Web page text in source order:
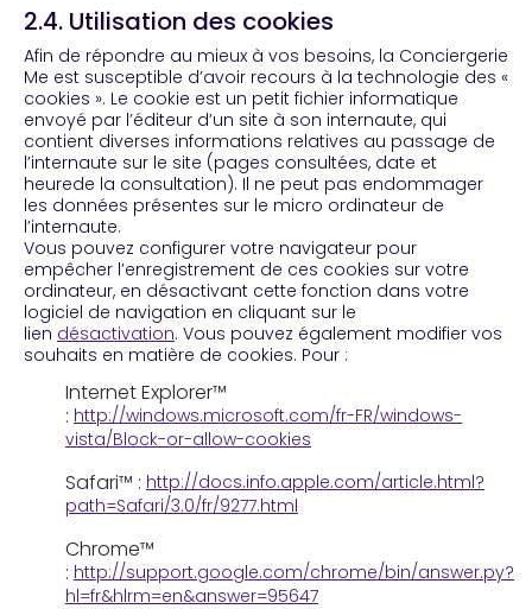
2.4. Utilisation des cookies
Afin de répondre au mieux à vos besoins, la Conciergerie
Me est susceptible d’avoir recours à la technologie des «
cookies ». Le cookie est un petit fichier informatique
envoyé par l’éditeur d’un site à son internaute, qui
contient diverses informations relatives au passage de
l’internaute sur le site (pages consultées, date et
heurede la consultation). Il ne peut pas endommager
les données présentes sur le micro ordinateur de
l’internaute.
Vous pouvez configurer votre navigateur pour
empêcher l’enregistrement de ces cookies sur votre
ordinateur, en désactivant cette fonction dans votre
logiciel de navigation en cliquant sur le
lien désactivation. Vous pouvez également modifier vos
souhaits en matière de cookies. Pour :
Internet Explorer™
: http://windows.microsoft.com/fr-FR/windows-
vista/Block-or-allow-cookies
Safari™ : http://docs.info.apple.com/article.html?
path=Safari/3.0/fr/9277.html
Chrome™
: http://support.google.com/chrome/bin/answer.py?
hl=fr&hlrm=en&answer=95647